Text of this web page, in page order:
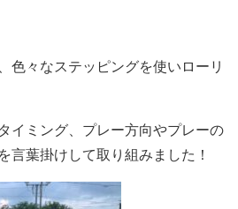
色々なステッピングを使いローリ
イミング、プレー方向やプレーの
言葉掛けして取り組みました！